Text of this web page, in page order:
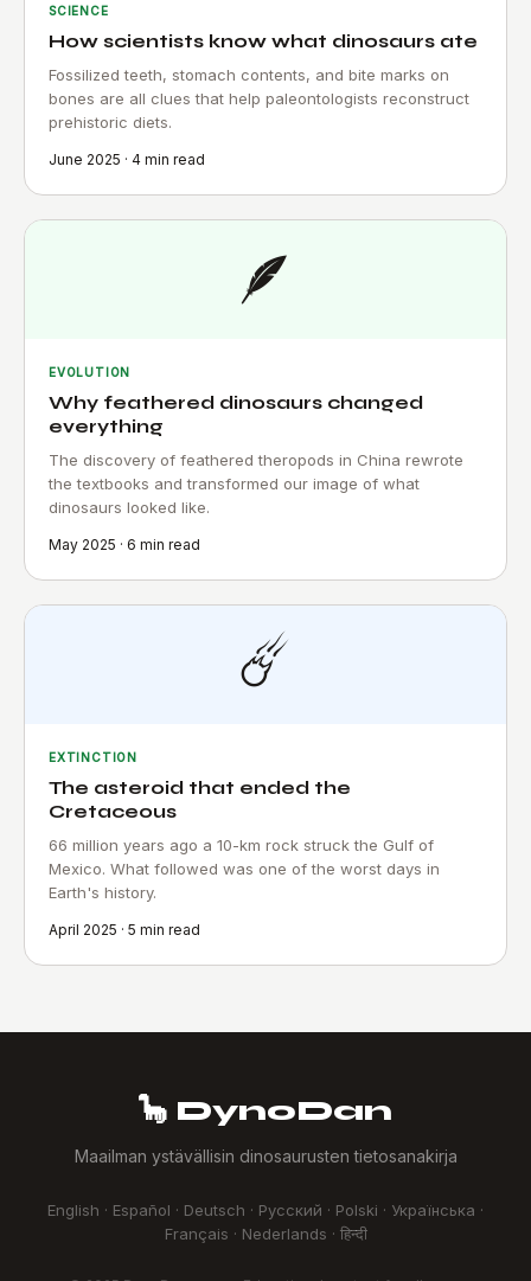
SCIENCE
How scientists know what dinosaurs ate
Fossilized teeth, stomach contents, and bite marks on
bones are all clues that help paleontologists reconstruct
prehistoric diets.
June 2025 · 4 min read
🪶
EVOLUTION
Why feathered dinosaurs changed
everything
The discovery of feathered theropods in China rewrote
the textbooks and transformed our image of what
dinosaurs looked like.
May 2025 · 6 min read
☄️
EXTINCTION
The asteroid that ended the
Cretaceous
66 million years ago a 10-km rock struck the Gulf of
Mexico. What followed was one of the worst days in
Earth's history.
April 2025 · 5 min read
🦕 DynoDan
Maailman ystävällisin dinosaurusten tietosanakirja
English · Español · Deutsch · Русский · Polski · Українська ·
Français · Nederlands · हिन्दी